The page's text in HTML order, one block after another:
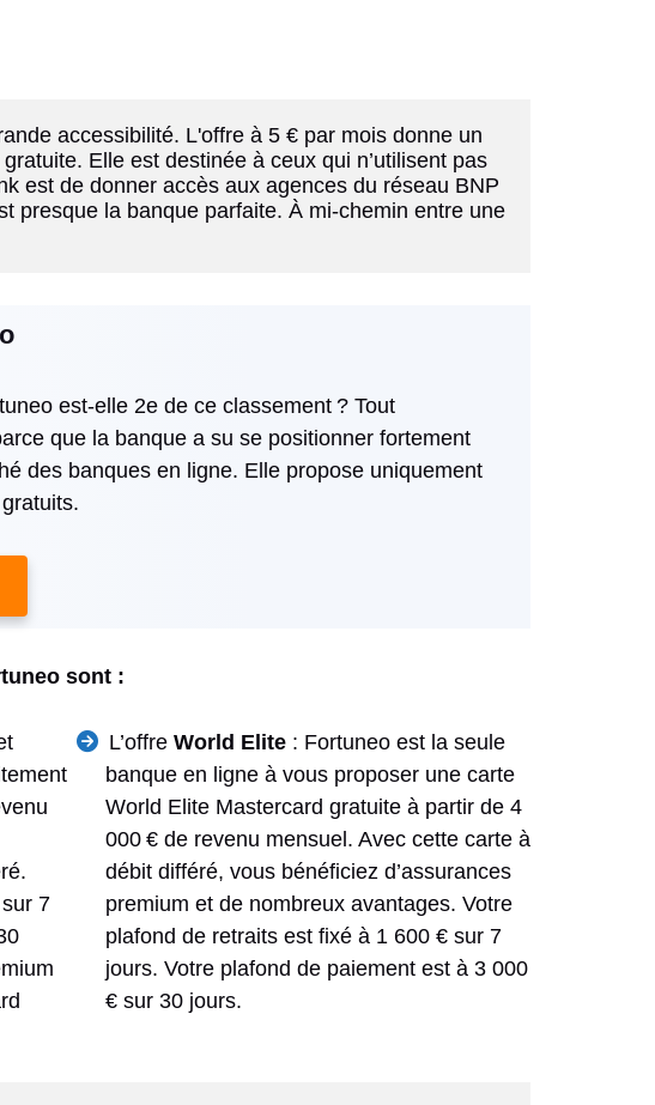
accessibilité. L'offre à 5 € par mois donne un
Elle est destinée à ceux qui n’utilisent pas
est de donner accès aux agences du réseau BNP
presque la banque parfaite. À mi-chemin entre une
est-elle 2e de ce classement ? Tout
que la banque a su se positionner fortement
des banques en ligne. Elle propose uniquement
sont :
7
L’offreWorld Elite : Fortuneo est la seule
banque en ligne à vous proposer une carte
World Elite Mastercard gratuite à partir de 4
000 € de revenu mensuel. Avec cette carte à
débit différé, vous bénéficiez d’assurances
premium et de nombreux avantages. Votre
plafond de retraits est fixé à 1 600 € sur 7
jours. Votre plafond de paiement est à 3 000
€ sur 30 jours.